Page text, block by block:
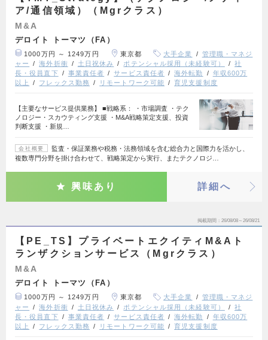
ア/通信領域）（Mgrクラス）
M&A
デロイト トーマツ（FA）
1000万円 ～ 1249万円 東京都 大手企業
管理職・マネジ
ャー
海外折衝 土日祝休み ポテンシャル採用（未経験可）
社
長・役員直下
事業責任者 サービス責任者 海外転勤
年収600万
以上
フレックス勤務 リモートワーク可能 育児支援制度
【主要なサービス提供業務】 ■戦略系： ・市場調査 ・テク
ノロジー・スカウティング支援 ・M&A戦略策定支援、投資
判断支援 ・新規…
会社概要
監査・保証業務や税務・法務領域を含む総合力と国際力を活かし、
複数専門分野を掛け合わせて、戦略策定から実行、またテクノロジ…
興味あり 詳細へ
掲載期間 26/08/08～26/08/21
【PE_TS】プライベートエクイティM&Aト
ランザクションサービス（Mgrクラス）
M&A
デロイト トーマツ（FA）
1000万円 ～ 1249万円 東京都 大手企業
管理職・マネジ
ャー
海外折衝 土日祝休み ポテンシャル採用（未経験可）
社
長・役員直下
事業責任者 サービス責任者 海外転勤
年収600万
以上
フレックス勤務 リモートワーク可能 育児支援制度